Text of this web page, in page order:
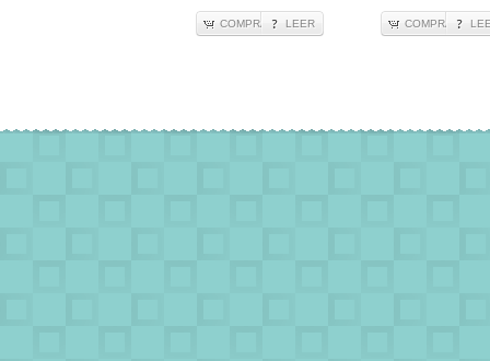
COMPRA LEER COMPRA